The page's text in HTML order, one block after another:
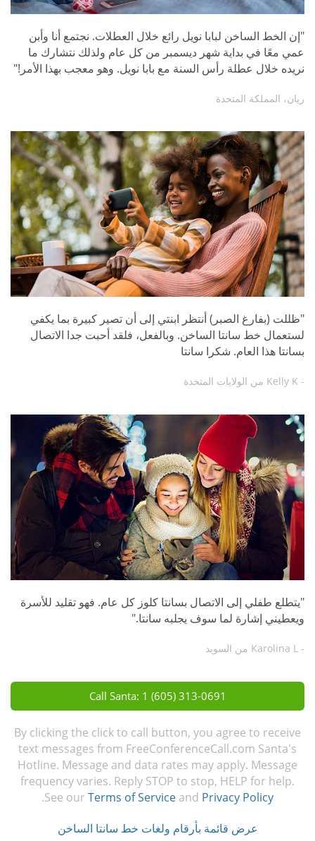
"إن الخط الساخن لبابا نويل رائع خلال العطلات. نجتمع أنا وأبن
عمي معًا في بداية شهر ديسمبر من كل عام ولذلك نتشارك ما
نريده خلال عطلة رأس السنة مع بابا نويل. وهو معجب بهذا الأمر!"
ريان، المملكة المتحدة
"ظللت (بفارغ الصبر) أنتظر ابنتي إلى أن تصير كبيرة بما يكفي
لستعمال خط سانتا الساخن. وبالفعل، فلقد أحبت جدا الاتصال
بسانتا هذا العام. شكرا سانتا
- Kelly K من الولايات المتحدة
"يتطلع طفلي إلى الاتصال بسانتا كلوز كل عام. فهو تقليد للأسرة
ويعطيني إشارة لما سوف يجلبه سانتا."
- Karolina L من السويد
Call Santa: 1 (605) 313-0691
By clicking the click to call button, you agree to receive
text messages from FreeConferenceCall.com Santa's
Hotline. Message and data rates may apply. Message
frequency varies. Reply STOP to stop, HELP for help.
See our Terms of Service and Privacy Policy
.
عرض قائمة بأرقام ولغات خط سانتا الساخن